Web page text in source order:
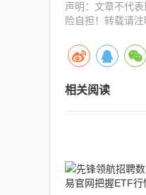
声明：文章不代
险自担！转载请注
相关阅读